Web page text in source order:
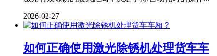
2026-02-27
如何正确使用激光除锈机处理货车车